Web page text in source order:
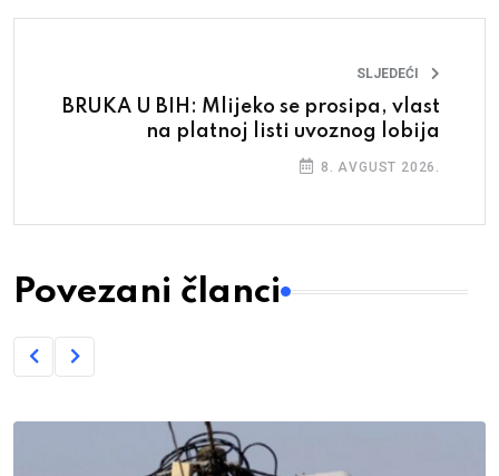
SLJEDEĆI
BRUKA U BIH: Mlijeko se prosipa, vlast
na platnoj listi uvoznog lobija
8. AVGUST 2026.
Povezani članci